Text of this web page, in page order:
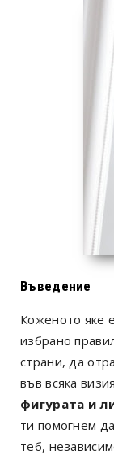
Въведение
Коженото яке
избрано
страни, да
във всяка
фигурата и
ти помогнем
теб,